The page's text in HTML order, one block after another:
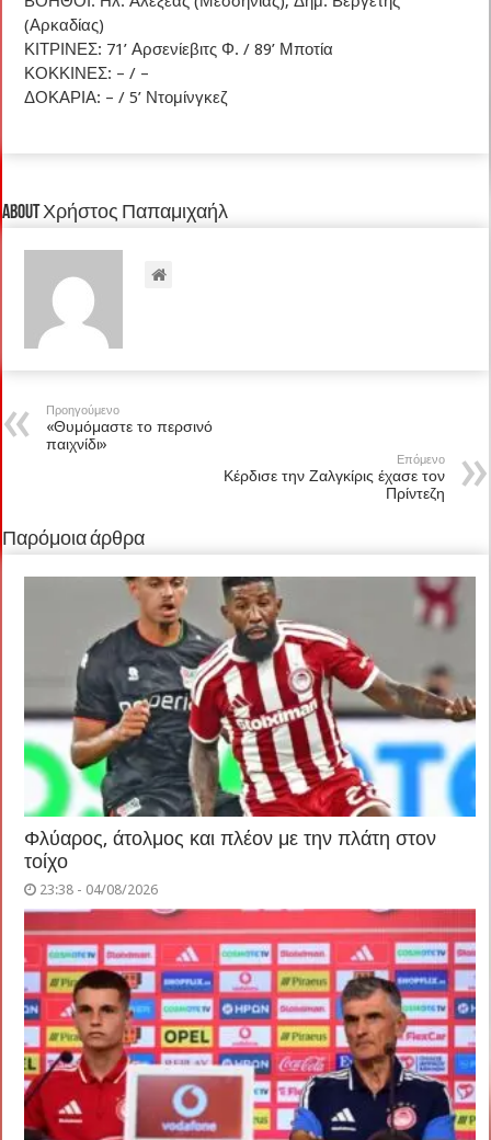
(Αρκαδίας)
ΚΙΤΡΙΝΕΣ: 71’ Αρσενίεβιτς Φ. / 89’ Μποτία
ΚΟΚΚΙΝΕΣ: – / –
ΔΟΚΑΡΙΑ: – / 5’ Ντομίνγκεζ
About Χρήστος Παπαμιχαήλ
Προηγούμενο
«Θυμόμαστε το περσινό
παιχνίδι»
Επόμενο
Κέρδισε την Ζαλγκίρις έχασε τον
Πρίντεζη
Παρόμοια άρθρα
Φλύαρος, άτολμος και πλέον με την πλάτη στον
τοίχο
23:38 - 04/08/2026